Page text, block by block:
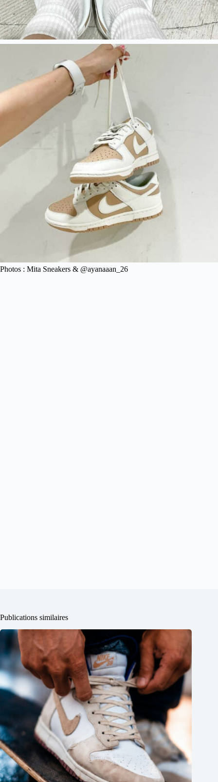
Photos : Mita Sneakers & @ayanaaan_26
Publications similaires